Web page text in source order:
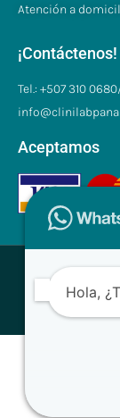
Atención a
¡Contáctenos!
Tel.: +507 310
Aceptamos
®
Hola,